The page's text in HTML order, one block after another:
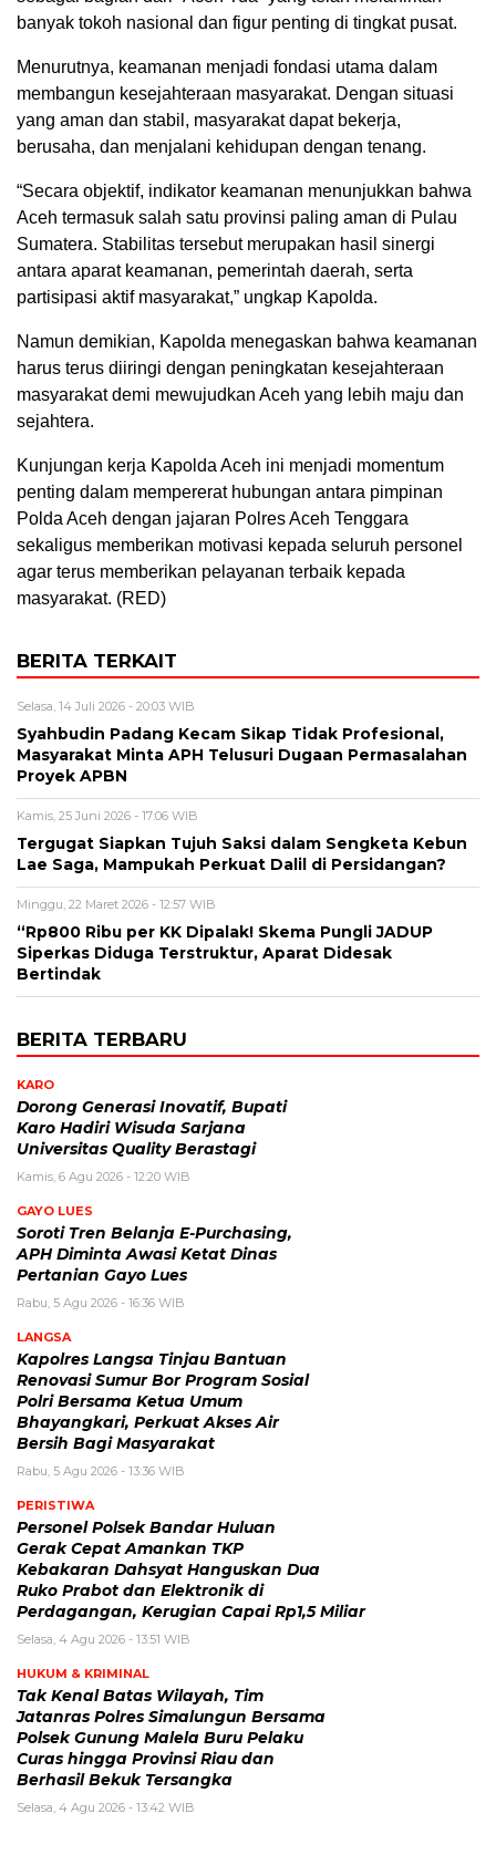
banyak tokoh nasional dan figur penting di tingkat pusat.
Menurutnya, keamanan menjadi fondasi utama dalam
membangun kesejahteraan masyarakat. Dengan situasi
yang aman dan stabil, masyarakat dapat bekerja,
berusaha, dan menjalani kehidupan dengan tenang.
“Secara objektif, indikator keamanan menunjukkan bahwa
Aceh termasuk salah satu provinsi paling aman di Pulau
Sumatera. Stabilitas tersebut merupakan hasil sinergi
antara aparat keamanan, pemerintah daerah, serta
partisipasi aktif masyarakat,” ungkap Kapolda.
Namun demikian, Kapolda menegaskan bahwa keamanan
harus terus diiringi dengan peningkatan kesejahteraan
masyarakat demi mewujudkan Aceh yang lebih maju dan
sejahtera.
Kunjungan kerja Kapolda Aceh ini menjadi momentum
penting dalam mempererat hubungan antara pimpinan
Polda Aceh dengan jajaran Polres Aceh Tenggara
sekaligus memberikan motivasi kepada seluruh personel
agar terus memberikan pelayanan terbaik kepada
masyarakat. (RED)
BERITA TERKAIT
Selasa, 14 Juli 2026 - 20:03 WIB
Syahbudin Padang Kecam Sikap Tidak Profesional,
Masyarakat Minta APH Telusuri Dugaan Permasalahan
Proyek APBN
Kamis, 25 Juni 2026 - 17:06 WIB
Tergugat Siapkan Tujuh Saksi dalam Sengketa Kebun
Lae Saga, Mampukah Perkuat Dalil di Persidangan?
Minggu, 22 Maret 2026 - 12:57 WIB
“Rp800 Ribu per KK Dipalak! Skema Pungli JADUP
Siperkas Diduga Terstruktur, Aparat Didesak
Bertindak
BERITA TERBARU
KARO
Dorong Generasi Inovatif, Bupati
Karo Hadiri Wisuda Sarjana
Universitas Quality Berastagi
Kamis, 6 Agu 2026 - 12:20 WIB
GAYO LUES
Soroti Tren Belanja E-Purchasing,
APH Diminta Awasi Ketat Dinas
Pertanian Gayo Lues
Rabu, 5 Agu 2026 - 16:36 WIB
LANGSA
Kapolres Langsa Tinjau Bantuan
Renovasi Sumur Bor Program Sosial
Polri Bersama Ketua Umum
Bhayangkari, Perkuat Akses Air
Bersih Bagi Masyarakat
Rabu, 5 Agu 2026 - 13:36 WIB
PERISTIWA
Personel Polsek Bandar Huluan
Gerak Cepat Amankan TKP
Kebakaran Dahsyat Hanguskan Dua
Ruko Prabot dan Elektronik di
Perdagangan, Kerugian Capai Rp1,5 Miliar
Selasa, 4 Agu 2026 - 13:51 WIB
HUKUM & KRIMINAL
Tak Kenal Batas Wilayah, Tim
Jatanras Polres Simalungun Bersama
Polsek Gunung Malela Buru Pelaku
Curas hingga Provinsi Riau dan
Berhasil Bekuk Tersangka
Selasa, 4 Agu 2026 - 13:42 WIB